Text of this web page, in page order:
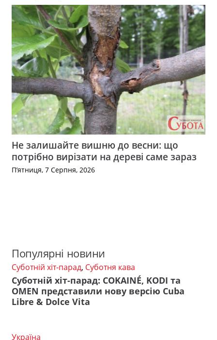
Не залишайте вишню до весни: що
потрібно вирізати на дереві саме зараз
П’ятниця, 7 Серпня, 2026
Популярні новини
Суботній хіт-парад, Суботня кава
Суботній хіт-парад: COKAINÉ, KODI та
OMEN представили нову версію Cuba
Libre & Dolce Vita
Україна